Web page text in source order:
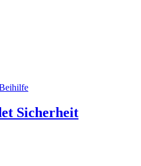
Sicherheit